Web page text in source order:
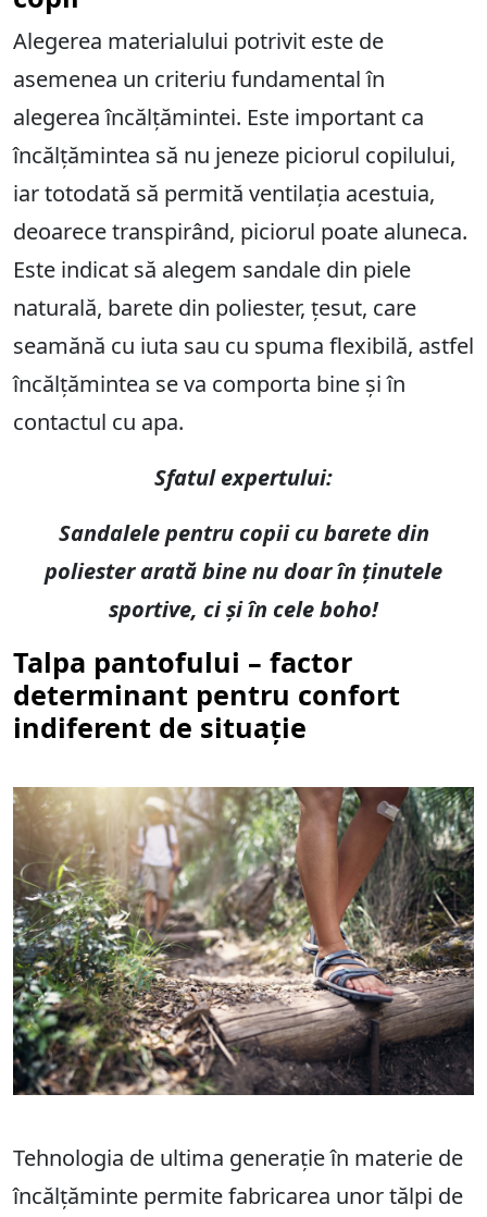
Alegerea materialului potrivit este de
asemenea un criteriu fundamental în
alegerea încălțămintei. Este important ca
încălțămintea să nu jeneze piciorul copilului,
iar totodată să permită ventilația acestuia,
deoarece transpirând, piciorul poate aluneca.
Este indicat să alegem sandale din piele
naturală, barete din poliester, țesut, care
seamănă cu iuta sau cu spuma flexibilă, astfel
încălțămintea se va comporta bine și în
contactul cu apa.
Sfatul expertului:
Sandalele pentru copii cu barete din
poliester arată bine nu doar în ținutele
sportive, ci și în cele boho!
Talpa pantofului – factor
determinant pentru confort
indiferent de situație
Tehnologia de ultima generație în materie de
încălțăminte permite fabricarea unor tălpi de